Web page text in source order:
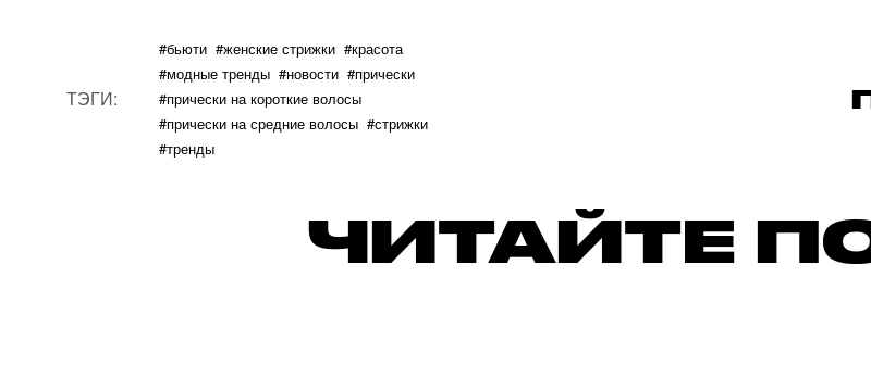
ТЭГИ:
#бьюти #женские стрижки #красота
#модные тренды #новости #прически
#прически на короткие волосы
#прически на средние волосы #стрижки
#тренды
ЧИТАЙТЕ